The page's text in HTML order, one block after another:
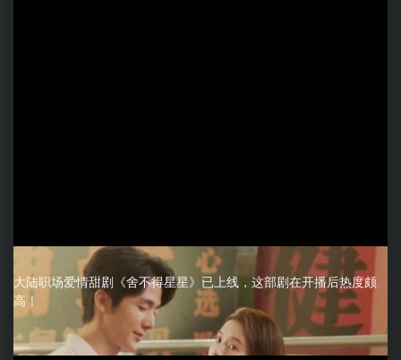
大陆职场爱情甜剧《舍不得星星》已上线，这部剧在开播后热度颇
高！